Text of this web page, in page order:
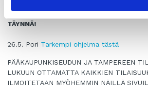
25.5. TurkuTarkempi ohjelma tästä
TÄYNNÄ!
26.5. Pori Tarkempi ohjelma tästä
PÄÄKAUPUNKISEUDUN JA TAMPEREEN
LUKUUN OTTAMATTA KAIKKIEN
ILMOITETAAN MYÖHEMMIN NÄILLÄ